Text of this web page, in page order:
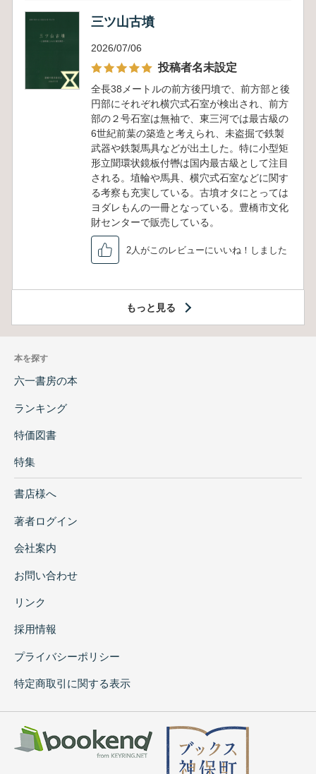
三ツ山古墳
2026/07/06
投稿者名未設定
全長38メートルの前方後円墳で、前方部と後
円部にそれぞれ横穴式石室が検出され、前方
部の２号石室は無袖で、東三河では最古級の
6世紀前葉の築造と考えられ、未盗掘で鉄製
武器や鉄製馬具などが出土した。特に小型矩
形立聞環状鏡板付轡は国内最古級として注目
される。埴輪や馬具、横穴式石室などに関す
る考察も充実している。古墳オタにとっては
ヨダレもんの一冊となっている。豊橋市文化
財センターで販売している。
2人がこのレビューにいいね！しました
もっと見る
本を探す
六一書房の本
ランキング
特価図書
特集
書店様へ
著者ログイン
会社案内
お問い合わせ
リンク
採用情報
プライバシーポリシー
特定商取引に関する表示